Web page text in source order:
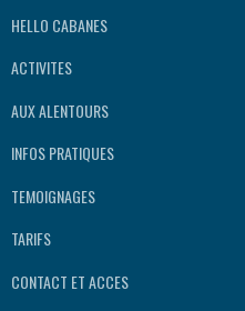
HELLO CABANES
ACTIVITES
AUX ALENTOURS
INFOS PRATIQUES
TEMOIGNAGES
TARIFS
CONTACT ET ACCES